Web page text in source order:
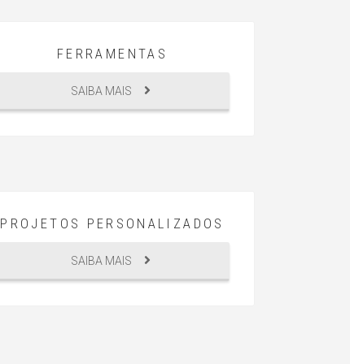
FERRAMENTAS
SAIBA MAIS
PROJETOS PERSONALIZADOS
SAIBA MAIS